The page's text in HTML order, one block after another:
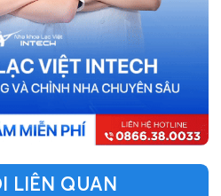
LIÊN QUAN